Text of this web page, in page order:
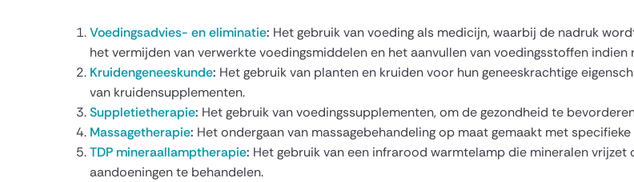
Voedingsadvies- en eliminatie: Het gebruik van voeding als medicijn, waarbij de nadruk
het vermijden van verwerkte voedingsmiddelen en het aanvullen van voedingsstoffen
Kruidengeneeskunde: Het gebruik van planten en kruiden voor hun geneeskrachtige
van kruidensupplementen.
Suppletietherapie: Het gebruik van voedingssupplementen, om de gezondheid te
Massagetherapie: Het ondergaan van massagebehandeling op maat gemaakt met
TDP mineraallamptherapie: Het gebruik van een infrarood warmtelamp die mineralen
aandoeningen te behandelen.